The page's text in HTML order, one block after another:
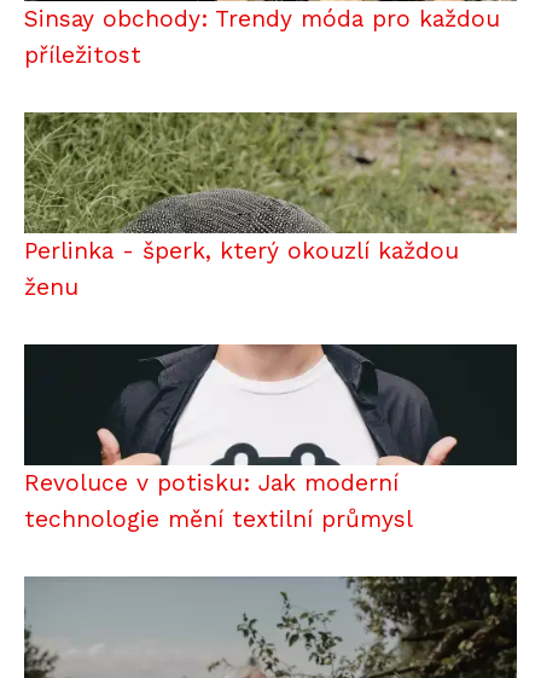
Sinsay obchody: Trendy móda pro každou
příležitost
Perlinka - šperk, který okouzlí každou
ženu
Revoluce v potisku: Jak moderní
technologie mění textilní průmysl